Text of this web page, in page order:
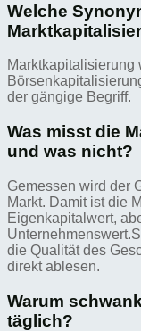
Welche
Marktkapitalisierung
der gängige Begriff.
Was misst die
und was nicht?
Gemessen wird der
Markt. Damit ist die
Eigenkapitalwert,
die Qualität des
direkt ablesen.
Warum
täglich?